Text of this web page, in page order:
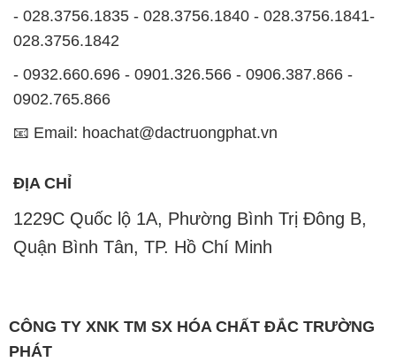
- 028.3756.1835 - 028.3756.1840 - 028.3756.1841-
028.3756.1842
- 0932.660.696 - 0901.326.566 - 0906.387.866 -
0902.765.866
📧 Email: hoachat@dactruongphat.vn
ĐỊA CHỈ
1229C Quốc lộ 1A, Phường Bình Trị Đông B,
Quận Bình Tân, TP. Hồ Chí Minh
CÔNG TY XNK TM SX HÓA CHẤT ĐẮC TRƯỜNG
PHÁT